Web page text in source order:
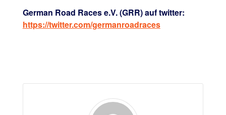
German Road Races e.V. (GRR) auf twitter:
https://twitter.com/germanroadraces